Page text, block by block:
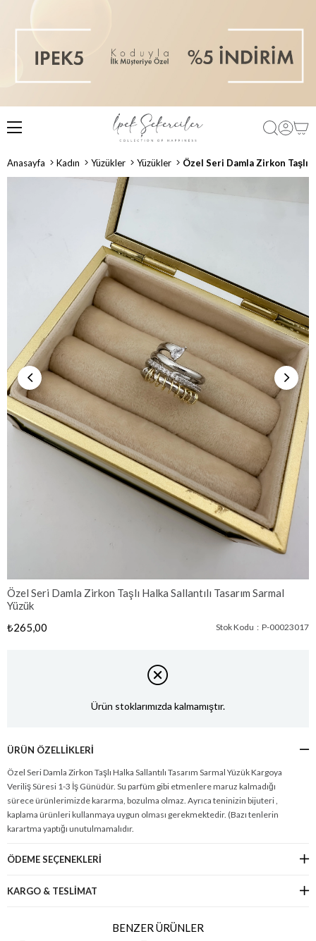
Anasayfa Kadın Yüzükler Yüzükler
Özel Seri Damla Zirkon Taşlı Halka Sallantılı Tasarım Sarmal
Yüzük
₺265,00
Stok Kodu P-00023017
Ürün stoklarımızda kalmamıştır.
ÜRÜN ÖZELLIKLERI
Özel Seri Damla Zirkon Taşlı Halka Sallantılı Tasarım Sarmal Yüzük Kargoya
Veriliş Süresi 1-3 İş Günüdür. Su parfüm gibi etmenlere maruz kalmadığı
sürece ürünlerimizde kararma, bozulma olmaz. Ayrıca teninizin bijuteri ,
kaplama ürünleri kullanmaya uygun olması gerekmektedir. (Bazı tenlerin
karartma yaptığı unutulmamalıdır.
ÖDEME SEÇENEKLERI
KARGO & TESLİMAT
BENZER ÜRÜNLER